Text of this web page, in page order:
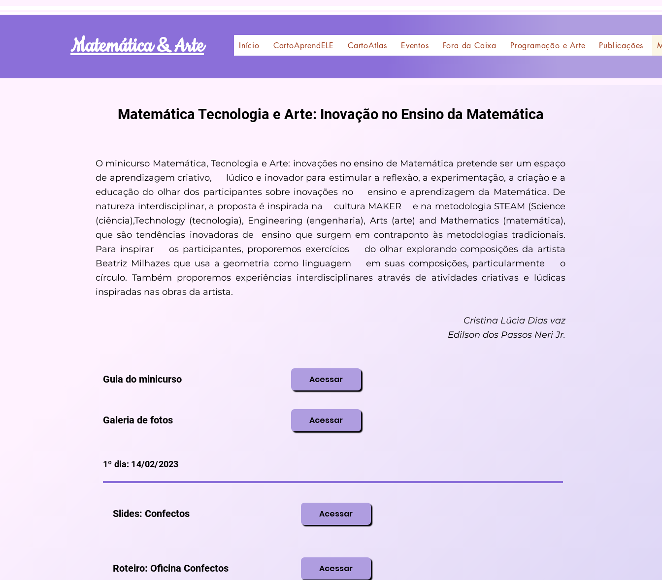
Matemática & Arte Início CartoAprendELE CartoAtlas Eventos Fora da Caixa Programação e Arte Publicações
Matemática Tecnologia e Arte: Inovação no Ensino da Matemática
O minicurso Matemática, Tecnologia e Arte: inovações no ensino de Matemática pretende ser um espaço
de aprendizagem criativo, lúdico e inovador para estimular a reflexão, a experimentação, a criação e a
educação do olhar dos participantes sobre inovações no ensino e aprendizagem da Matemática. De
natureza interdisciplinar, a proposta é inspirada na cultura MAKER e na metodologia STEAM (Science
(ciência),Technology (tecnologia), Engineering (engenharia), Arts (arte) and Mathematics (matemática),
que são tendências inovadoras de ensino que surgem em contraponto às metodologias tradicionais.
Para inspirar os participantes, proporemos exercícios do olhar explorando composições da artista
Beatriz Milhazes que usa a geometria como linguagem em suas composições, particularmente o
círculo. Também proporemos experiências interdisciplinares através de atividades criativas e lúdicas
inspiradas nas obras da artista.
Cristina Lúcia Dias vaz
Edilson dos Passos Neri Jr.
Guia do minicurso Acessar
Galeria de fotos Acessar
1º dia: 14/02/2023
Slides: Confectos Acessar
Roteiro: Oficina Confectos Acessar